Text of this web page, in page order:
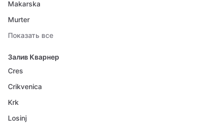
Makarska
Murter
Показать все
Залив Кварнер
Cres
Crikvenica
Krk
Losinj